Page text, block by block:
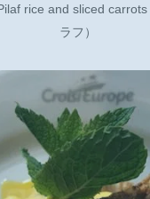
rice and sliced
ラフ）